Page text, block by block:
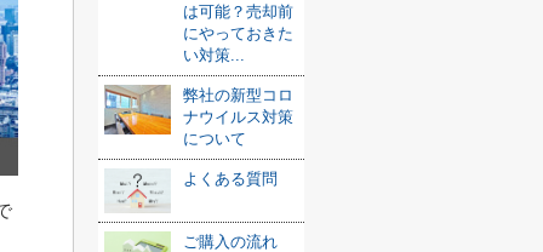
は可能？売却前
にやっておきた
い対策...
弊社の新型コロ
ナウイルス対策
について
よくある質問
ご購入の流れ